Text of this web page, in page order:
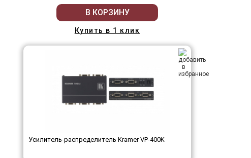
В КОРЗИНУ
Купить в 1 клик
Усилитель-распределитель Kramer VP-400K